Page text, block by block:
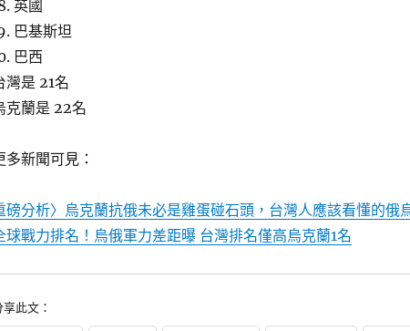
英國
巴基斯坦
巴西
灣是 21名
克蘭是 22名
多新聞可見：
磅分析〉烏克蘭抗俄未必是雞蛋碰石頭，台灣人應該看懂的俄
球戰力排名！烏俄軍力差距曝 台灣排名僅高烏克蘭1名
享此文：